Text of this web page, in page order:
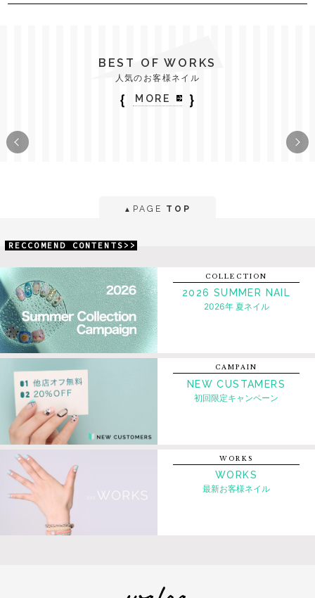
BEST OF WORKS
人気のお客様ネイル
｛ MORE ｝
▲ PAGE TOP
RECCOMEND CONTENTS>>
COLLECTION
2026 SUMMER NAIL
2026年 夏ネイル
CAMPAIN
NEW CUSTAMERS
初回限定キャンペーン
WORKS
WORKS
最新お客様ネイル